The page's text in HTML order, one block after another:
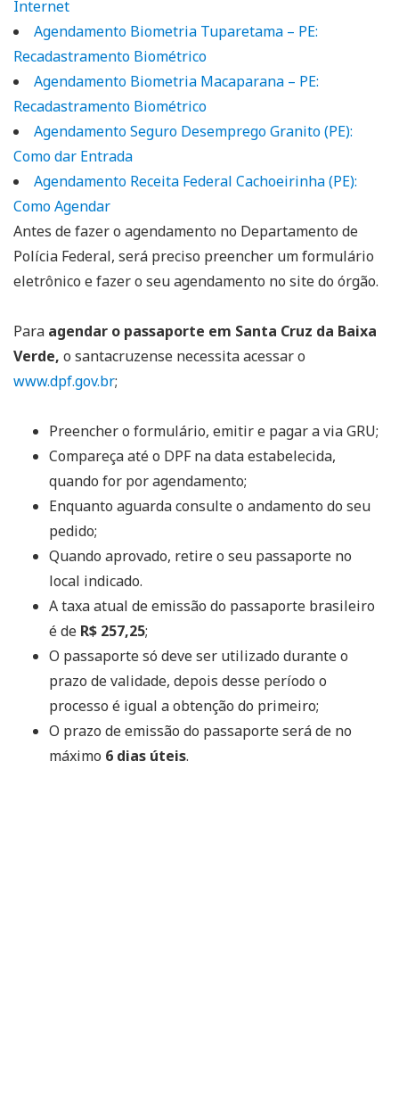
Internet
Agendamento Biometria Tuparetama – PE:
Recadastramento Biométrico
Agendamento Biometria Macaparana – PE:
Recadastramento Biométrico
Agendamento Seguro Desemprego Granito (PE):
Como dar Entrada
Agendamento Receita Federal Cachoeirinha (PE):
Como Agendar
Antes de fazer o agendamento no Departamento de
Polícia Federal, será preciso preencher um formulário
eletrônico e fazer o seu agendamento no site do órgão.
Para agendar o passaporte em Santa Cruz da Baixa
Verde, o santacruzense necessita acessar o
www.dpf.gov.br;
Preencher o formulário, emitir e pagar a via GRU;
Compareça até o DPF na data estabelecida,
quando for por agendamento;
Enquanto aguarda consulte o andamento do seu
pedido;
Quando aprovado, retire o seu passaporte no
local indicado.
A taxa atual de emissão do passaporte brasileiro
é de R$ 257,25;
O passaporte só deve ser utilizado durante o
prazo de validade, depois desse período o
processo é igual a obtenção do primeiro;
O prazo de emissão do passaporte será de no
máximo 6 dias úteis.